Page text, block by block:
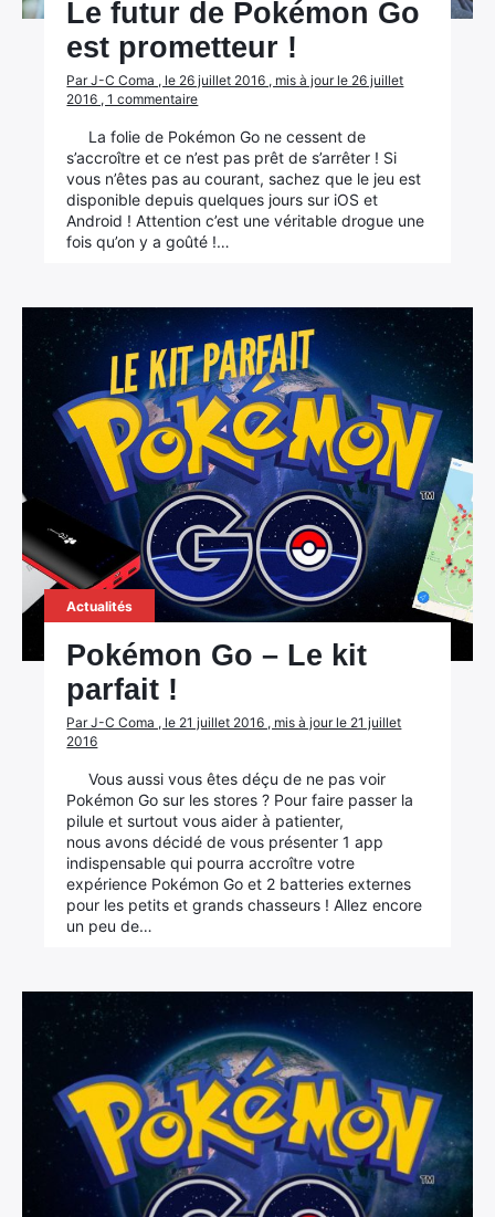
Le futur de Pokémon Go
est prometteur !
Par J-C Coma , le 26 juillet 2016 , mis à jour le 26 juillet
2016 , 1 commentaire
La folie de Pokémon Go ne cessent de
s’accroître et ce n’est pas prêt de s’arrêter ! Si
vous n’êtes pas au courant, sachez que le jeu est
disponible depuis quelques jours sur iOS et
Android ! Attention c’est une véritable drogue une
fois qu’on y a goûté !…
Actualités
Pokémon Go – Le kit
parfait !
Par J-C Coma , le 21 juillet 2016 , mis à jour le 21 juillet
2016
Vous aussi vous êtes déçu de ne pas voir
Pokémon Go sur les stores ? Pour faire passer la
pilule et surtout vous aider à patienter,
nous avons décidé de vous présenter 1 app
indispensable qui pourra accroître votre
expérience Pokémon Go et 2 batteries externes
pour les petits et grands chasseurs ! Allez encore
un peu de…
Rechercher